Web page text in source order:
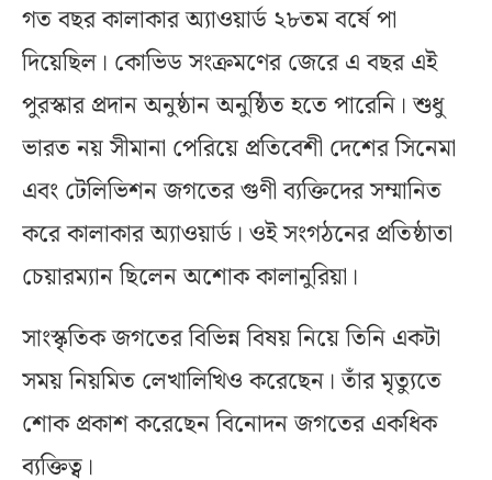
গত বছর কালাকার অ্যাওয়ার্ড ২৮তম বর্ষে পা
দিয়েছিল। কোভিড সংক্রমণের জেরে এ বছর এই
পুরস্কার প্রদান অনুষ্ঠান অনুষ্ঠিত হতে পারেনি। শুধু
ভারত নয় সীমানা পেরিয়ে প্রতিবেশী দেশের সিনেমা
এবং টেলিভিশন জগতের গুণী ব্যক্তিদের সম্মানিত
করে কালাকার অ্যাওয়ার্ড। ওই সংগঠনের প্রতিষ্ঠাতা
চেয়ারম্যান ছিলেন অশোক কালানুরিয়া।
সাংস্কৃতিক জগতের বিভিন্ন বিষয় নিয়ে তিনি একটা
সময় নিয়মিত লেখালিখিও করেছেন। তাঁর মৃত্যুতে
শোক প্রকাশ করেছেন বিনোদন জগতের একধিক
ব্যক্তিত্ব।